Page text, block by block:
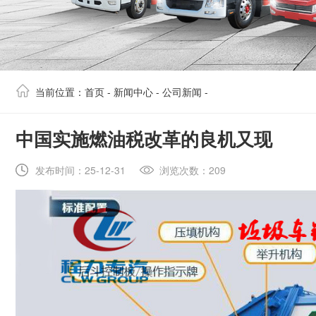
当前位置： 首页 - 新闻中心 - 公司新闻 -
​中国实施燃油税改革的良机又现
发布时间：25-12-31 浏览次数：209